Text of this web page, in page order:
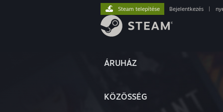
ÁRUHÁZ
KÖZÖSSÉG
Steam telepítése Bejelentkezés